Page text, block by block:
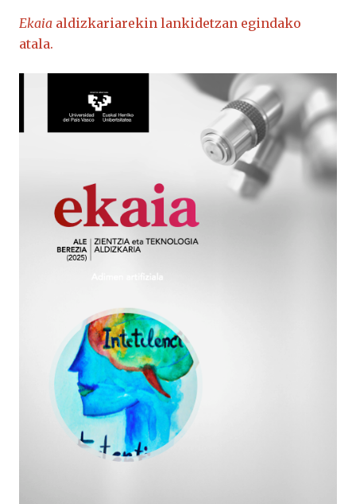
Ekaia aldizkariarekin lankidetzan egindako
atala.